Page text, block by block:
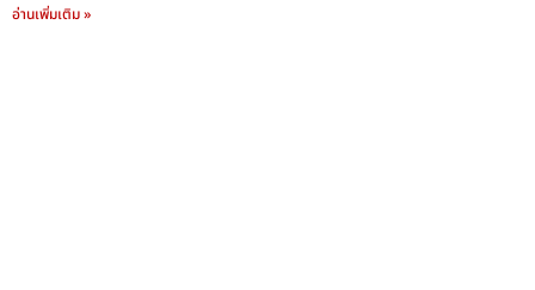
อ่านเพิ่มเติม »